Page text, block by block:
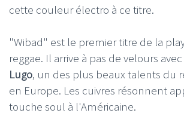
cette couleur électro à ce titre.
"Wibad" est le premier titre de la
reggae. Il arrive à pas de velours
Lugo, un des plus beaux talents du
en Europe. Les cuivres résonnent
touche soul à l'Américaine.